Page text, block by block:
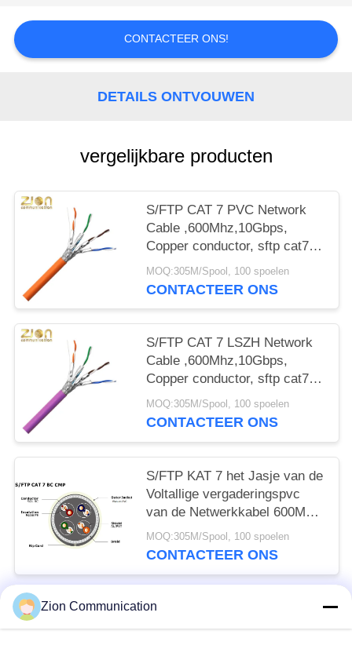
CONTACTEER ONS!
DETAILS ONTVOUWEN
vergelijkbare producten
S/FTP CAT 7 PVC Network
Cable ,600Mhz,10Gbps,
Copper conductor, sftp cat7
ethernet cable, cat7 lan cable
NO 7112402
MOQ:305M/Spool, 100 spoelen
CONTACTEER ONS
S/FTP CAT 7 LSZH Network
Cable ,600Mhz,10Gbps,
Copper conductor, sftp cat7
ethernet cable, cat7 lan cable
NO 7112406
MOQ:305M/Spool, 100 spoelen
CONTACTEER ONS
S/FTP KAT 7 het Jasje van de
Voltallige vergaderingspvc
van de Netwerkkabel 600Mhz
10Gbps nr 7112405
MOQ:305M/Spool, 100 spoelen
CONTACTEER ONS
populaire categorieën
Zion Communication